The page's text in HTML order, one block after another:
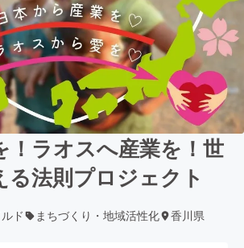
！ラオスへ産業を！世
る法則プロジェクト
ド まちづくり・地域活性化 香川県